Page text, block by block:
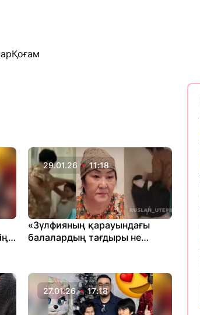
Қоғам
29.01.26 11:18
«Зүлфияның қарауындағы
балалардың тағдыры не
27.01.26 17:18